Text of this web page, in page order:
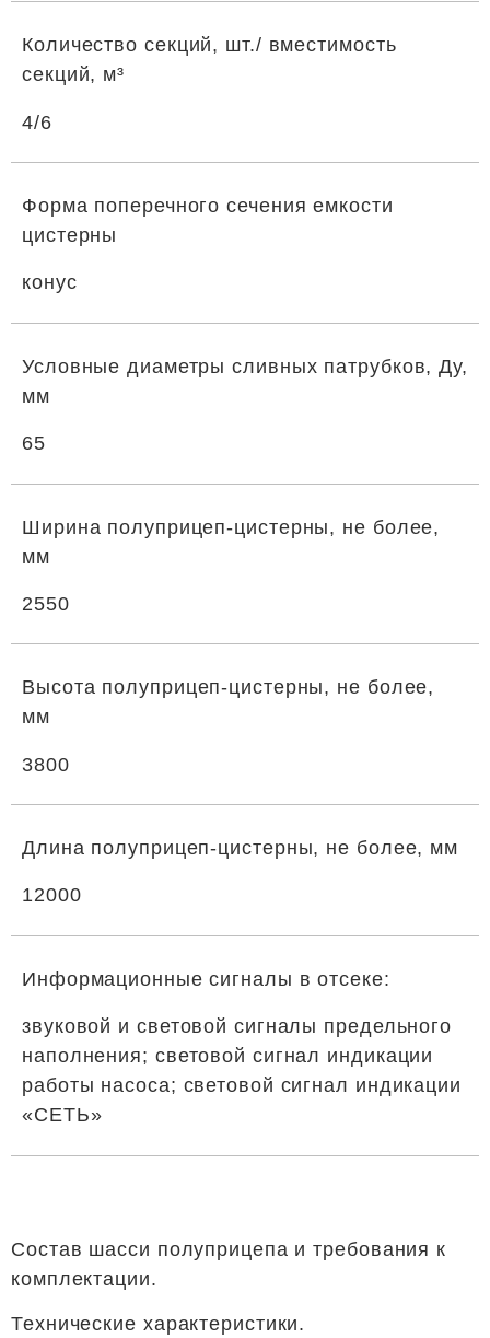
Количество секций, шт./ вместимость
секций, м³
4/6
Форма поперечного сечения емкости
цистерны
конус
Условные диаметры сливных патрубков, Ду,
мм
65
Ширина полуприцеп-цистерны, не более,
мм
2550
Высота полуприцеп-цистерны, не более,
мм
3800
Длина полуприцеп-цистерны, не более, мм
12000
Информационные сигналы в отсеке:
звуковой и световой сигналы предельного
наполнения; световой сигнал индикации
работы насоса; световой сигнал индикации
«СЕТЬ»
Состав шасси полуприцепа и требования к
комплектации.
Технические характеристики.